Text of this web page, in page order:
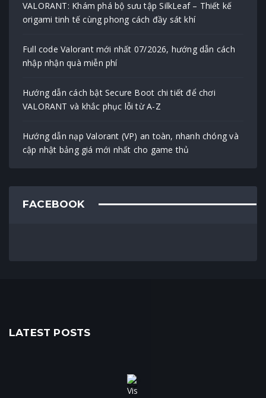
VALORANT: Khám phá bộ sưu tập SilkLeaf – Thiết kế
origami tinh tế cùng phong cách đầy sát khí
Full code Valorant mới nhất 07/2026, hướng dẫn cách
nhập nhận quà miễn phí
Hướng dẫn cách bật Secure Boot chi tiết để chơi
VALORANT và khắc phục lỗi từ A-Z
Hướng dẫn nạp Valorant (VP) an toàn, nhanh chóng và
cập nhật bảng giá mới nhất cho game thủ
FACEBOOK
LATEST POSTS